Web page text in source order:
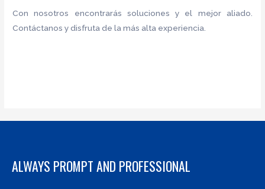
Con nosotros encontrarás soluciones y el mejor aliado.
Contáctanos y disfruta de la más alta experiencia.
ALWAYS PROMPT AND PROFESSIONAL